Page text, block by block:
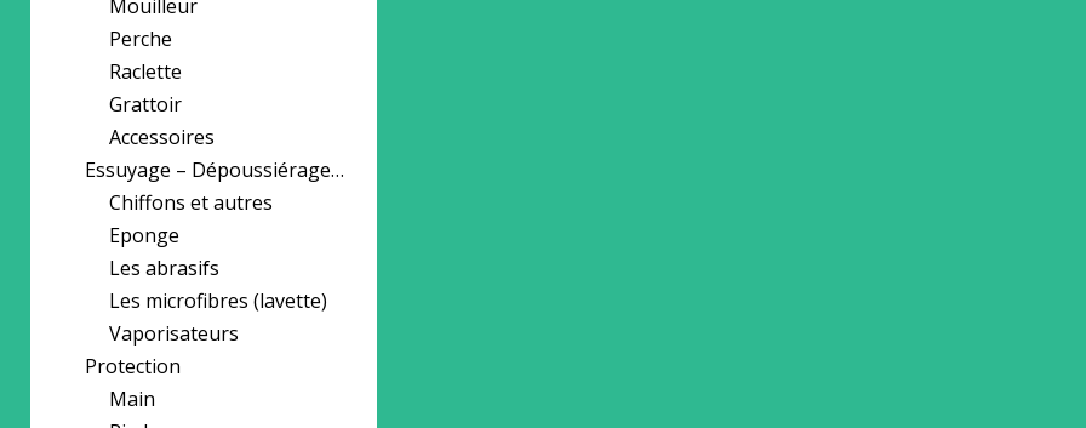
Mouilleur
Perche
Raclette
Grattoir
Accessoires
Essuyage – Dépoussiérage…
Chiffons et autres
Eponge
Les abrasifs
Les microfibres (lavette)
Vaporisateurs
Protection
Main